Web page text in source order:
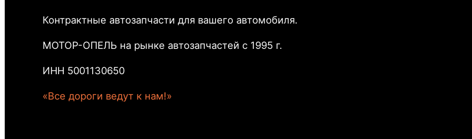
Контрактные автозапчасти для вашего автомобиля.
МОТОР-ОПЕЛЬ на рынке автозапчастей с 1995 г.
ИНН 5001130650
«Все дороги ведут к нам!»